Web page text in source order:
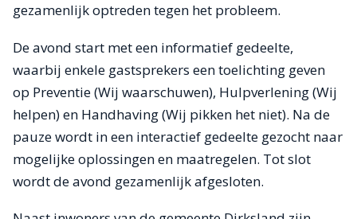
gezamenlijk optreden tegen het probleem.
De avond start met een informatief gedeelte,
waarbij enkele gastsprekers een toelichting geven
op Preventie (Wij waarschuwen), Hulpverlening (Wij
helpen) en Handhaving (Wij pikken het niet). Na de
pauze wordt in een interactief gedeelte gezocht naar
mogelijke oplossingen en maatregelen. Tot slot
wordt de avond gezamenlijk afgesloten.